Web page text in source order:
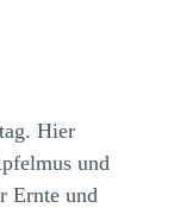
Hier
und
Ernte und